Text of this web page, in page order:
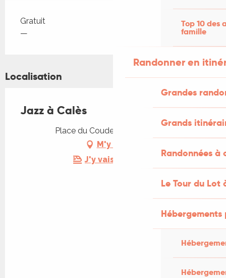
Top 10 des
famille
Randonner en
Grandes
Grands
Randonnées
Le Tour du Lot
Tarifs 2026
Gratuit
—
Localisation
Jazz à Calès
Place du Couderc, 46350 Calès
M'y rendre
J'y vais en train !